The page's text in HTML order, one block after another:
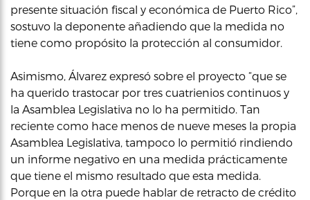
presente situación fiscal y económica de Puerto Rico”,
sostuvo la deponente añadiendo que la medida no
tiene como propósito la protección al consumidor.
Asimismo, Álvarez expresó sobre el proyecto “que se
ha querido trastocar por tres cuatrienios continuos y
la Asamblea Legislativa no lo ha permitido. Tan
reciente como hace menos de nueve meses la propia
Asamblea Legislativa, tampoco lo permitió rindiendo
un informe negativo en una medida prácticamente
que tiene el mismo resultado que esta medida.
Porque en la otra puede hablar de retracto de crédito